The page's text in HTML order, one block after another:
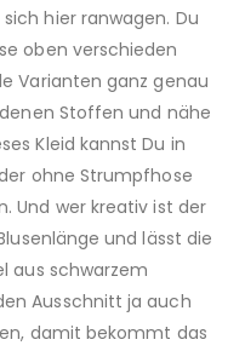
hier ranwagen. Du
oben verschieden
Varianten ganz genau
Stoffen und nähe
Kleid kannst Du in
ohne Strumpfhose
Und wer kreativ ist der
und lässt die
aus schwarzem
Ausschnitt ja auch
damit bekommt das